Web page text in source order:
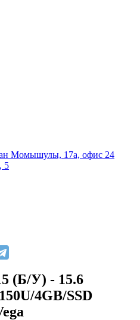
Момышулы, 17а, офис 24
5
(Б/У) - 15.6
4GB/SSD